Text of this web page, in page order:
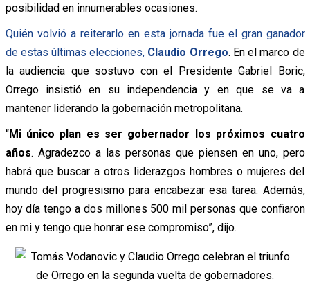
posibilidad en innumerables ocasiones.
Quién volvió a reiterarlo en esta jornada fue el gran ganador
de estas últimas elecciones, Claudio Orrego. En el marco de
la audiencia que sostuvo con el Presidente Gabriel Boric,
Orrego insistió en su independencia y en que se va a
mantener liderando la gobernación metropolitana.
“Mi único plan es ser gobernador los próximos cuatro
años. Agradezco a las personas que piensen en uno, pero
habrá que buscar a otros liderazgos hombres o mujeres del
mundo del progresismo para encabezar esa tarea. Además,
hoy día tengo a dos millones 500 mil personas que confiaron
en mi y tengo que honrar ese compromiso”, dijo.